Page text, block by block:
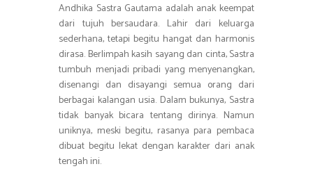
Andhika Sastra Gautama adalah anak keempat
dari tujuh bersaudara. Lahir dari keluarga
sederhana, tetapi begitu hangat dan harmonis
dirasa. Berlimpah kasih sayang dan cinta, Sastra
tumbuh menjadi pribadi yang menyenangkan,
disenangi dan disayangi semua orang dari
berbagai kalangan usia. Dalam bukunya, Sastra
tidak banyak bicara tentang dirinya. Namun
uniknya, meski begitu, rasanya para pembaca
dibuat begitu lekat dengan karakter dari anak
tengah ini.